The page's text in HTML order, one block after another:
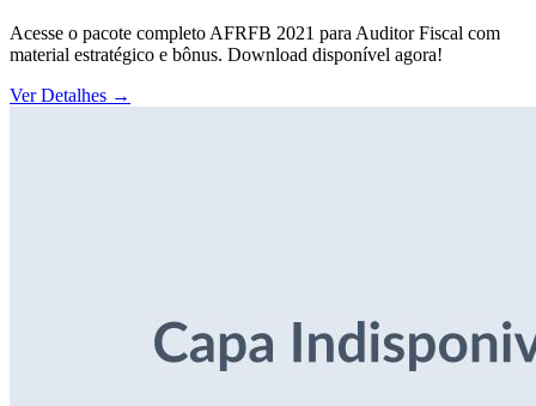
Acesse o pacote completo AFRFB 2021 para Auditor Fiscal com
material estratégico e bônus. Download disponível agora!
Ver Detalhes →